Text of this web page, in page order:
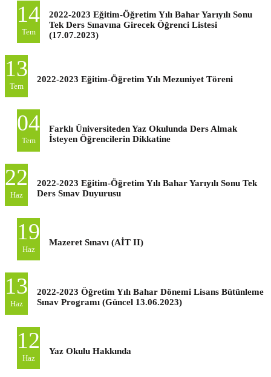
14
Tem
2022-2023 Eğitim-Öğretim Yılı Bahar Yarıyılı Sonu
Tek Ders Sınavına Girecek Öğrenci Listesi
(17.07.2023)
13
Tem
2022-2023 Eğitim-Öğretim Yılı Mezuniyet Töreni
04
Tem
Farklı Üniversiteden Yaz Okulunda Ders Almak
İsteyen Öğrencilerin Dikkatine
22
Haz
2022-2023 Eğitim-Öğretim Yılı Bahar Yarıyılı Sonu Tek
Ders Sınav Duyurusu
19
Haz
Mazeret Sınavı (AİT II)
13
Haz
2022-2023 Öğretim Yılı Bahar Dönemi Lisans Bütünleme
Sınav Programı (Güncel 13.06.2023)
12
Haz
Yaz Okulu Hakkında